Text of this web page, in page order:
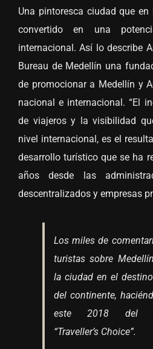
Una pintoresca ciudad que
convertido en una
internacional. Así lo describe
Bureau de Medellín una
de promocionar a Medellín y
nacional e internacional. “El
de viajeros y la visibilidad
nivel internacional, es el
desarrollo turístico que se ha
años desde las
descentralizados y empresas
Los miles de
turistas sobre
la ciudad en el
del continente,
este 2018 del
“Traveller’s Choice”.